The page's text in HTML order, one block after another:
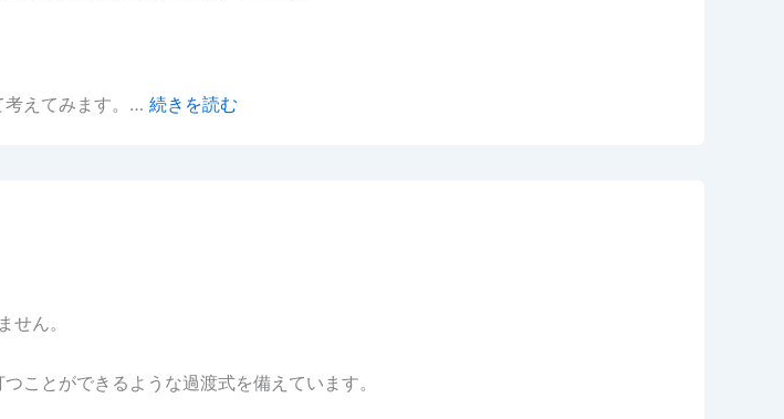
考えてみます。… 続きを読む
ん。
ことができるような過渡式を備えています。